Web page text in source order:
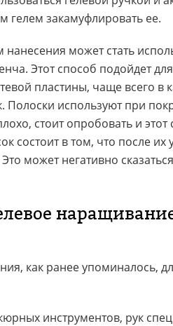
гелем закамуфлировать ее.
может стать
Этот способ подойдет
пластины, чаще всего в
Полоски используют при
стоит опробовать и
состоит в том, что после их
Это может негативно
как ранее упоминалось,
инструментов, рук